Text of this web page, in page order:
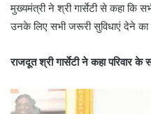
मुख्यमंत्री ने श्री गार्सेटी से कहा कि
उनके लिए सभी जरूरी सुविधाएं देने
राजदूत श्री गार्सेटी ने कहा परिवार